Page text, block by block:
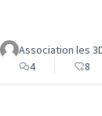
Association les
4
8